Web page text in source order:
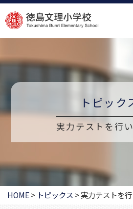
コ
ン
ン
ッ
トピック
実力テストを行
HOME> トピックス >実力テストを